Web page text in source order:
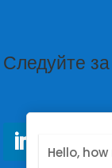
Следуйте
Hello,